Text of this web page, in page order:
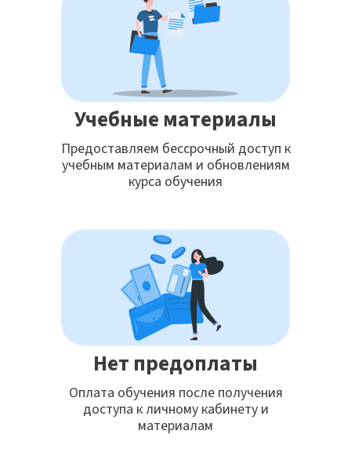
Учебные материалы
Предоставляем бессрочный доступ к
учебным материалам и обновлениям
курса обучения
Нет предоплаты
Оплата обучения после получения
доступа к личному кабинету и
материалам